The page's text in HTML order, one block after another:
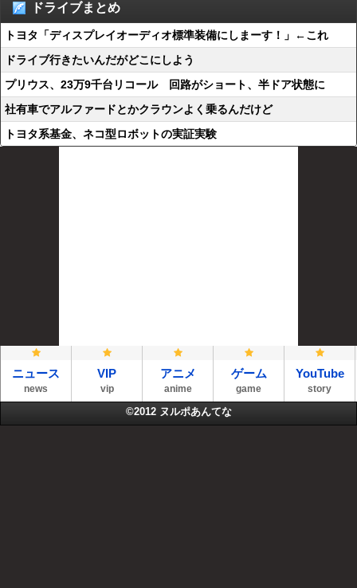
ドライブまとめ
トヨタ「ディスプレイオーディオ標準装備にしまーす！」←これ
ドライブ行きたいんだがどこにしよう
プリウス、23万9千台リコール 回路がショート、半ドア状態に
社有車でアルファードとかクラウンよく乗るんだけど
トヨタ系基金、ネコ型ロボットの実証実験
ニュース
news
VIP
vip
アニメ
anime
ゲーム
game
YouTube
story
©2012 ヌルポあんてな